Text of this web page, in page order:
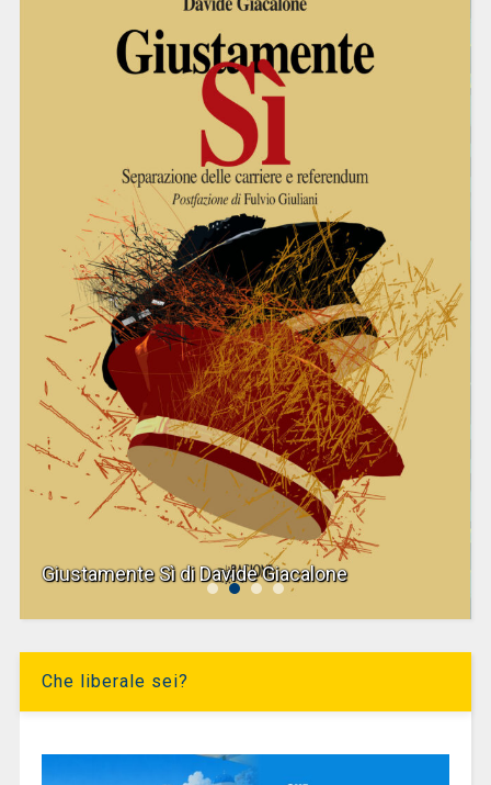
Giustamente Sì di Davide Giacalone
Che liberale sei?